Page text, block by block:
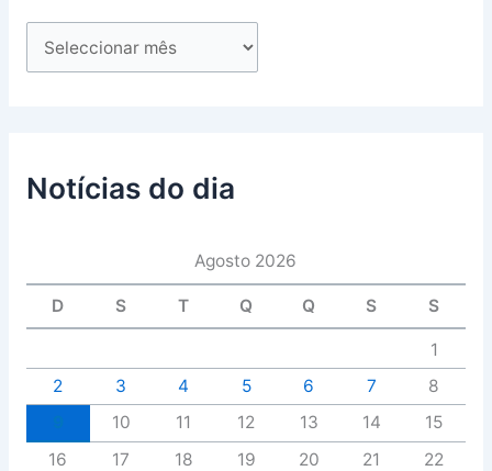
Notícias do dia
Agosto 2026
D S T Q Q S S
1
2
3 4 5 6 7
8
10 11 12 13 14
15
16
17 18 19 20 21
22